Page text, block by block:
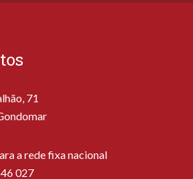
71
a rede fixa nacional
027